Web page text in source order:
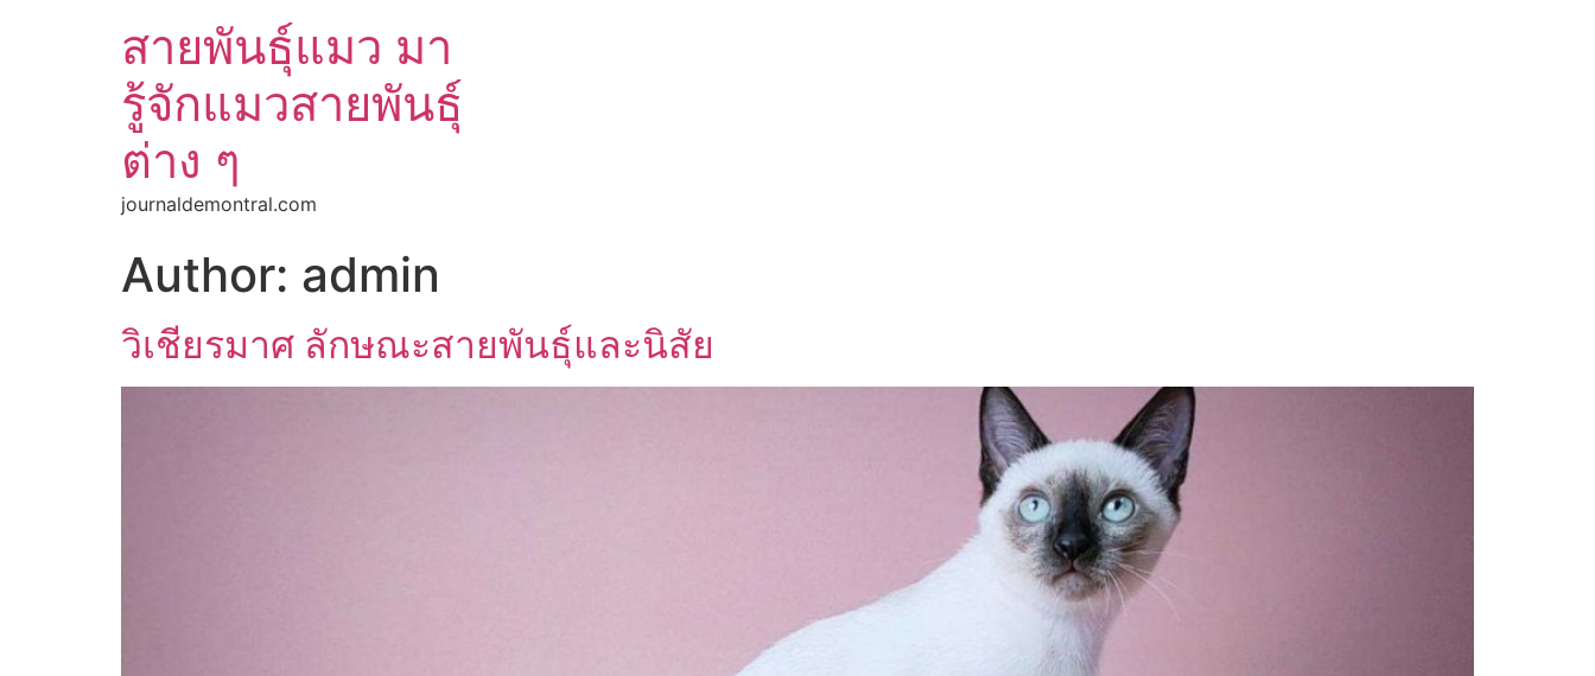
สายพันธุ์แมว มา
รู้จักแมวสายพันธุ์
ต่าง ๆ
journaldemontral.com
Author: admin
วิเชียรมาศ ลักษณะสายพันธุ์และนิสัย